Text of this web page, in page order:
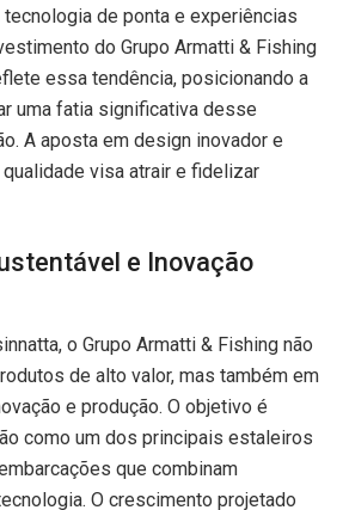
de ponta e experiências
do Grupo Armatti & Fishing
essa tendência, posicionando a
uma fatia significativa desse
A aposta em design inovador e
visa atrair e fidelizar
e Inovação
o Grupo Armatti & Fishing não
de alto valor, mas também em
e produção. O objetivo é
como um dos principais estaleiros
que combinam
O crescimento projetado